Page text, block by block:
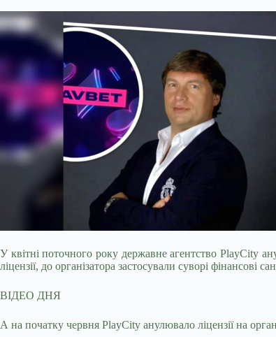
У квітні поточного року державне агентство PlayCity
ліцензії, до організатора застосували суворі
ВІДЕО ДНЯ
А на початку червня PlayCity анулювало ліцензії на